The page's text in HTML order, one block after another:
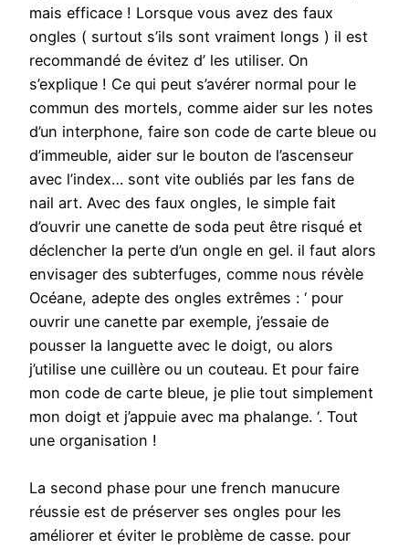
mais efficace ! Lorsque vous avez des faux
ongles ( surtout s’ils sont vraiment longs ) il est
recommandé de évitez d’ les utiliser. On
s’explique ! Ce qui peut s’avérer normal pour le
commun des mortels, comme aider sur les notes
d’un interphone, faire son code de carte bleue ou
d’immeuble, aider sur le bouton de l’ascenseur
avec l’index… sont vite oubliés par les fans de
nail art. Avec des faux ongles, le simple fait
d’ouvrir une canette de soda peut être risqué et
déclencher la perte d’un ongle en gel. il faut alors
envisager des subterfuges, comme nous révèle
Océane, adepte des ongles extrêmes : ‘ pour
ouvrir une canette par exemple, j’essaie de
pousser la languette avec le doigt, ou alors
j’utilise une cuillère ou un couteau. Et pour faire
mon code de carte bleue, je plie tout simplement
mon doigt et j’appuie avec ma phalange. ‘. Tout
une organisation !
La second phase pour une french manucure
réussie est de préserver ses ongles pour les
améliorer et éviter le problème de casse. pour